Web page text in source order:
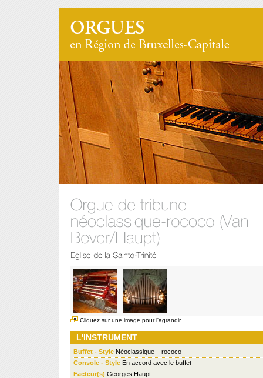
Cliquez sur une image pour l'agrandir
L'INSTRUMENT
Buffet - Style Néoclassique – rococo
Console - Style En accord avec le buffet
Facteur(s) Georges Haupt